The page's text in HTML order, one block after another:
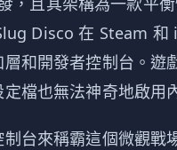
Disco 在 Steam
和開發者控制台。遊
檔也無法神奇地啟用
台來稱霸這個微觀戰